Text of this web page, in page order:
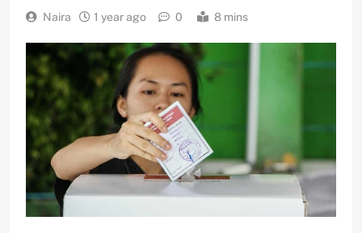
Naira 1 year ago 0 8 mins